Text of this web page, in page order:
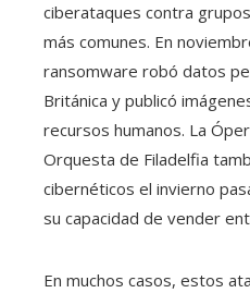
ciberataques contra
más comunes. En
ransomware robó datos
Británica y publicó
recursos humanos. La
Orquesta de Filadelfia
cibernéticos el invierno
su capacidad de vender
En muchos casos, estos